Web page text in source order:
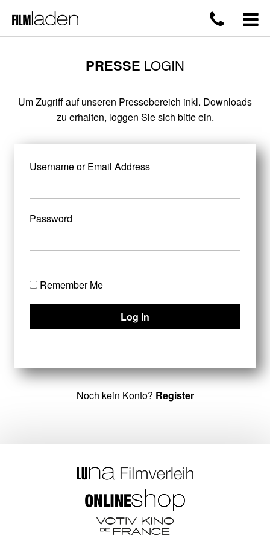
PRESSE LOGIN
Um Zugriff auf unseren Pressebereich inkl. Downloads
zu erhalten, loggen Sie sich bitte ein.
Username or Email Address
Password
Remember Me
Noch kein Konto? Register